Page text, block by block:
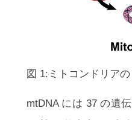
図 1:ミトコンドリア
mtDNA には 37 の遺